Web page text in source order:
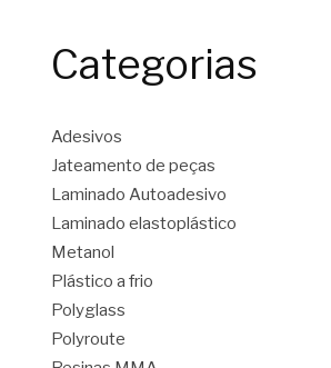
Categorias
Adesivos
Jateamento de peças
Laminado Autoadesivo
Laminado elastoplástico
Metanol
Plástico a frio
Polyglass
Polyroute